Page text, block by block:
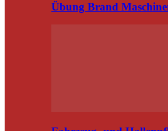
Übung Brand